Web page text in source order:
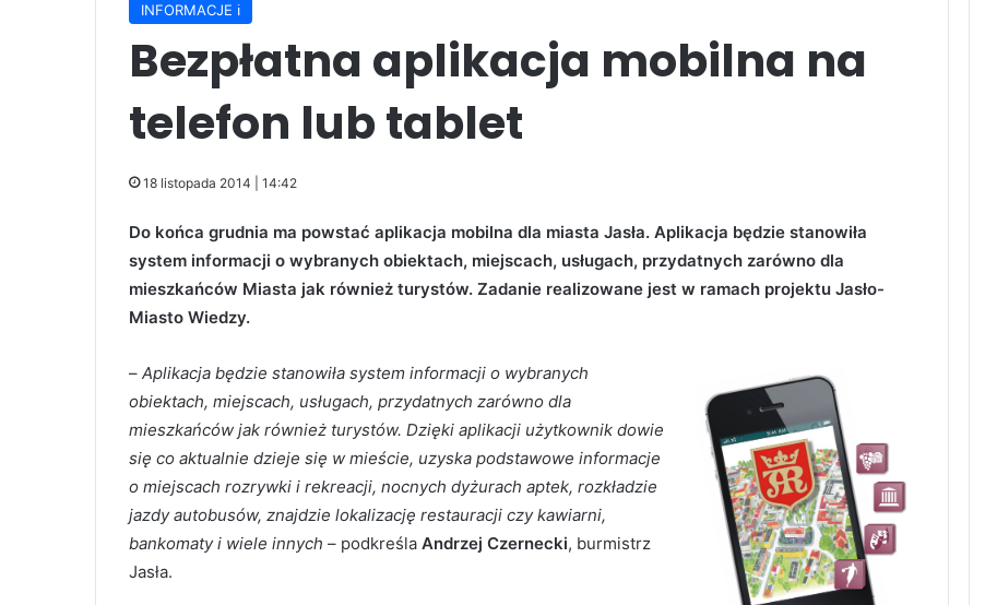
INFORMACJE ℹ️
Bezpłatna aplikacja mobilna na
telefon lub tablet
18 listopada 2014 | 14:42
Do końca grudnia ma powstać aplikacja mobilna dla miasta Jasła. Aplikacja będzie stanowiła
system informacji o wybranych obiektach, miejscach, usługach, przydatnych zarówno dla
mieszkańców Miasta jak również turystów. Zadanie realizowane jest w ramach projektu Jasło-
Miasto Wiedzy.
– Aplikacja będzie stanowiła system informacji o wybranych
obiektach, miejscach, usługach, przydatnych zarówno dla
mieszkańców jak również turystów. Dzięki aplikacji użytkownik dowie
się co aktualnie dzieje się w mieście, uzyska podstawowe informacje
o miejscach rozrywki i rekreacji, nocnych dyżurach aptek, rozkładzie
jazdy autobusów, znajdzie lokalizację restauracji czy kawiarni,
bankomaty i wiele innych – podkreśla Andrzej Czernecki, burmistrz
Jasła.